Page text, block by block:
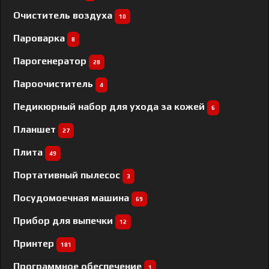
Очиститель воздуха 10
Пароварка 8
Парогенератор 28
Пароочиститель 4
Педикюрный набор для ухода за кожей 6
Планшет 27
Плита 49
Портативный пылесос 3
Посудомоечная машина 69
Прибор для выпечки 12
Принтер 181
Программное обеспечение 1